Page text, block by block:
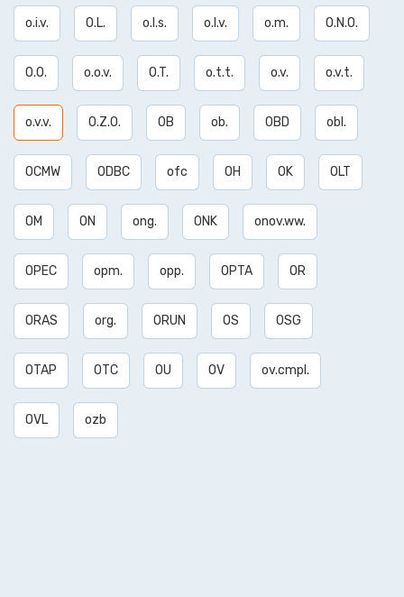
o.i.v. O.L. o.l.s. o.l.v. o.m. O.N.O.
O.O. o.o.v. O.T. o.t.t. o.v. o.v.t.
o.v.v. O.Z.O. OB ob. OBD obl.
OCMW ODBC ofc OH OK OLT
OM ON ong. ONK onov.ww.
OPEC opm. opp. OPTA OR
ORAS org. ORUN OS OSG
OTAP OTC OU OV ov.cmpl.
OVL ozb